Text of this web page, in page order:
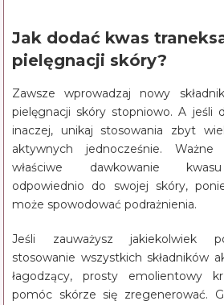
Jak dodać kwas
pielęgnacji skóry?
Zawsze wprowadzaj nowy
pielęgnacji skóry stopniowo. A jeśli
inaczej, unikaj stosowania zbyt
aktywnych jednocześnie.
właściwe dawkowanie
odpowiednio do swojej skóry,
może spowodować podrażnienia.
Jeśli zauważysz jakiekolwiek
stosowanie wszystkich składników
łagodzący, prosty emolientowy
pomóc skórze się zregenerować.